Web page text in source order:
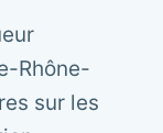
Rhône-
sur les